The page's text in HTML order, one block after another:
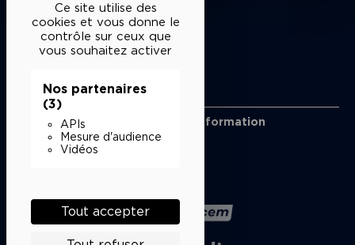
Ce site utilise des
cookies et vous donne le
contrôle sur ceux que
vous souhaitez activer
Nos partenaires
(3)
APIs
Mesure d'audience
Vidéos
Tout accepter
Conditions générales de vente
Cookies
Restons en lien
Inscrivez-vous à notre lettre d’information
Suivez-nous sur les réseaux